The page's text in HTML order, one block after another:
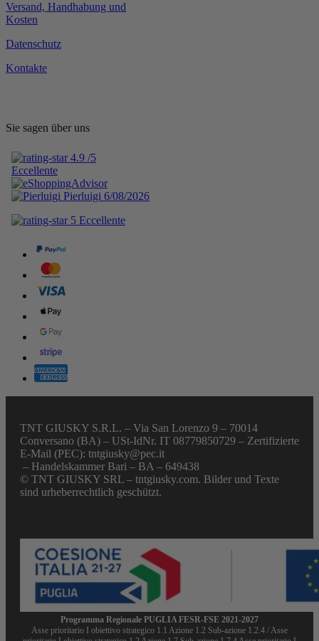
Versand, Handhabung und
Kosten
Datenschutz
Kontakte
Sie sagen über uns
TNT GIUSKY S.R.L. – Via San Lorenzo 9 – 70014
Conversano (BA) – USt-IdNr. IT 08779850729 – Zertifizierte
E-Mail (PEC): tntgiusky@pec.it
– Handelskammer Bari – BA – 649438
© TNT GIUSKY SRL – tntgiusky.com. Bilder und Texte
sind urheberrechtlich geschützt.
Programma Regionale PUGLIA FESR-FSE 2021-2027
Asse prioritario I obiettivo strategico 1.1 Azione 1.2 Sub-azione 1.2.4 / Asse